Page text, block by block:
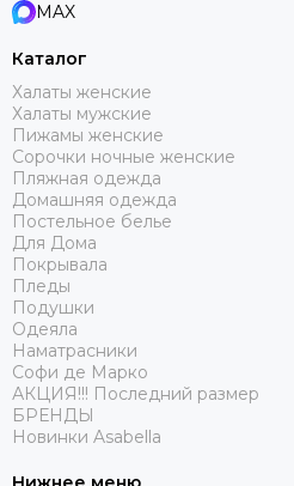
MAX
Каталог
Халаты женские
Халаты мужские
Пижамы женские
Сорочки ночные женские
Пляжная одежда
Домашняя одежда
Постельное белье
Для Дома
Покрывала
Пледы
Подушки
Одеяла
Наматрасники
Софи де Марко
АКЦИЯ!!! Последний размер
БРЕНДЫ
Новинки Asabella